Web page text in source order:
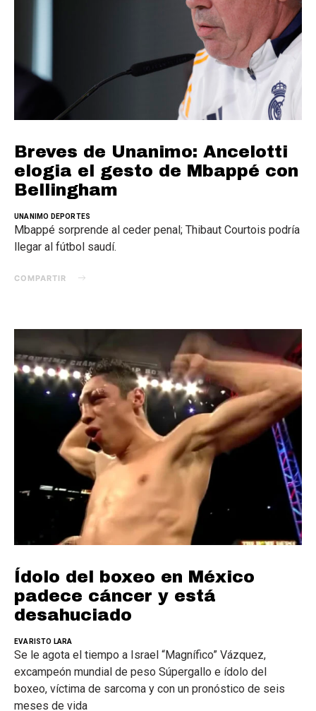
Breves de Unanimo: Ancelotti
elogia el gesto de Mbappé con
Bellingham
UNANIMO DEPORTES
Mbappé sorprende al ceder penal; Thibaut Courtois podría
llegar al fútbol saudí.
COMPARTIR
Ídolo del boxeo en México
padece cáncer y está
desahuciado
EVARISTO LARA
Se le agota el tiempo a Israel “Magnífico” Vázquez,
excampeón mundial de peso Súpergallo e ídolo del
boxeo, víctima de sarcoma y con un pronóstico de seis
meses de vida